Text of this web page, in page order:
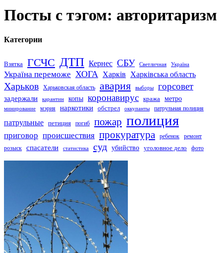
Посты с тэгом: авторитаризм
Категории
Взятка ГСЧС ДТП Кернес СБУ Светличная Україна
Україна переможе ХОГА Харків Харківська область
Харьков Харьковская область авария выборы горсовет
задержали карантин копы коронавирус кража метро
минирование мэрия наркотики обстрел оккупанты патрульная полиция
патрульные петиция погиб пожар полиция
приговор происшествия прокуратура ребенок
ремонт
розыск
спасатели статистика суд убийство уголовное дело фото